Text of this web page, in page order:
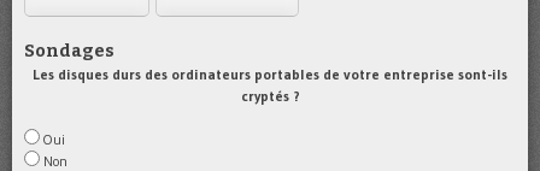
Sondages
Les disques durs des ordinateurs portables de votre entreprise sont-ils
cryptés ?
Oui
Non